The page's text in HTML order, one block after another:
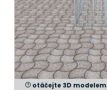
otáčejte 3D